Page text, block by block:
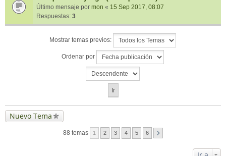
Último mensaje por mon « 15 Sep 2017, 08:07
Respuestas: 3
Mostrar temas previos:
Ordenar por
Nuevo Tema
88 temas 1 2 3 4 5 6